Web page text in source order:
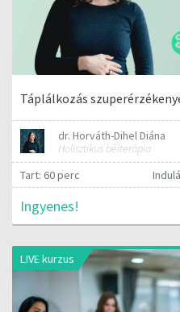
Táplálkozás
dr. Horváth-Dihel Diána
Holisztikus bélterápia
Tart: 60 perc
Ingyenes!
LIVE kurzus